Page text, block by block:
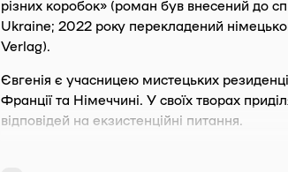
різних коробок» (роман був внесений до
Ukraine; 2022 року перекладений
Verlag).
Євгенія є учасницею мистецьких
Франції та Німеччині. У своїх творах
відповідей на екзистенційні питання.